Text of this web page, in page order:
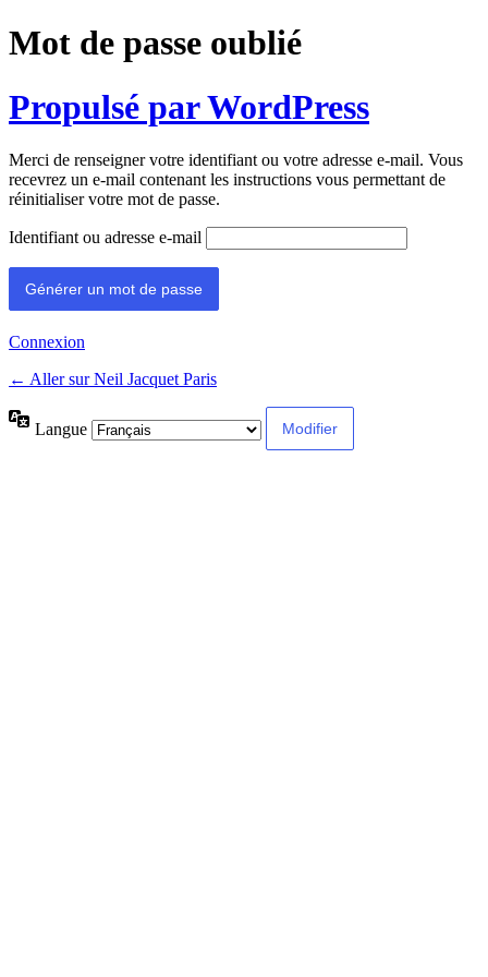
Mot de passe oublié
Propulsé par WordPress
Merci de renseigner votre identifiant ou votre adresse e-mail. Vous
recevrez un e-mail contenant les instructions vous permettant de
réinitialiser votre mot de passe.
Identifiant ou adresse e-mail
Connexion
← Aller sur Neil Jacquet Paris
Langue